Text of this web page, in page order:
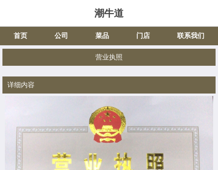
潮牛道
首页 公司 菜品 门店 联系我们
营业执照
详细内容